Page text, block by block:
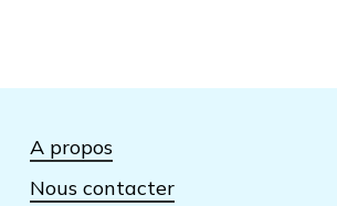
A propos
Nous contacter